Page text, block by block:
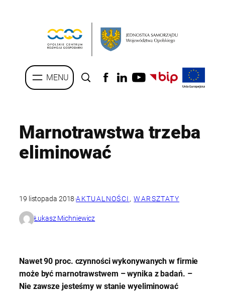
Marnotrawstwa trzeba
eliminować
19 listopada 2018·AKTUALNOŚCI , WARSZTATY
Łukasz Michniewicz
Nawet 90 proc. czynności wykonywanych w firmie
może być marnotrawstwem – wynika z badań. –
Nie zawsze jesteśmy w stanie wyeliminować